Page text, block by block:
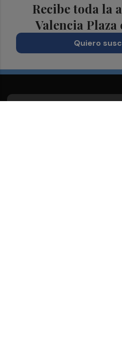
Recibe toda la
Valencia
Quiero